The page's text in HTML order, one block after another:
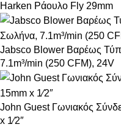
Harken Ράουλο Fly 29mm
Jabsco Blower Βαρέως
7.1m³/min (250 CFM), 24V
John Guest Γωνιακός
x 1⁄2″